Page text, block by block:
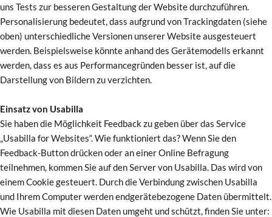
uns Tests zur besseren Gestaltung der Website durchzuführen.
Personalisierung bedeutet, dass aufgrund von Trackingdaten (siehe
oben) unterschiedliche Versionen unserer Website ausgesteuert
werden. Beispielsweise könnte anhand des Gerätemodells erkannt
werden, dass es aus Performancegründen besser ist, auf die
Darstellung von Bildern zu verzichten.
Einsatz von Usabilla
Sie haben die Möglichkeit Feedback zu geben über das Service
„Usabilla for Websites“. Wie funktioniert das? Wenn Sie den
Feedback-Button drücken oder an einer Online Befragung
teilnehmen, kommen Sie auf den Server von Usabilla. Das wird von
einem Cookie gesteuert. Durch die Verbindung zwischen Usabilla
und Ihrem Computer werden endgerätebezogene Daten übermittelt.
Wie Usabilla mit diesen Daten umgeht und schützt, finden Sie unter: